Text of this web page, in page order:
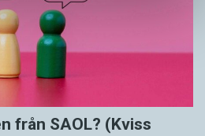
från SAOL? (Kviss